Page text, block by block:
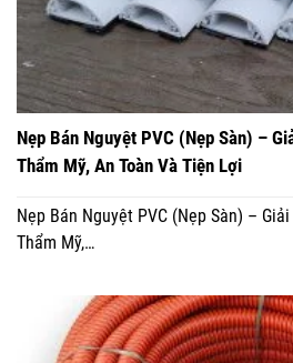
Nẹp Bán Nguyệt PVC (Nẹp Sàn) –
Thẩm Mỹ, An Toàn Và Tiện Lợi
Nẹp Bán Nguyệt PVC (Nẹp Sàn) –
Thẩm Mỹ,…